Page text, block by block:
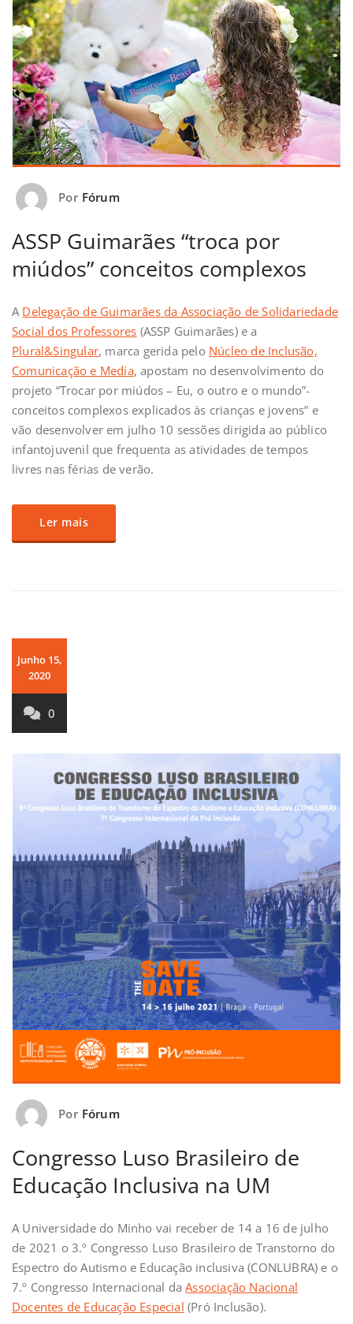
Por Fórum
ASSP Guimarães “troca por
miúdos” conceitos complexos
A Delegação de Guimarães da Associação de Solidariedade
Social dos Professores (ASSP Guimarães) e a
Plural&Singular, marca gerida pelo Núcleo de Inclusão,
Comunicação e Media, apostam no desenvolvimento do
projeto “Trocar por miúdos – Eu, o outro e o mundo”-
conceitos complexos explicados às crianças e jovens” e
vão desenvolver em julho 10 sessões dirigida ao público
infantojuvenil que frequenta as atividades de tempos
livres nas férias de verão.
Ler mais
Junho 15,
2020
0
Por Fórum
Congresso Luso Brasileiro de
Educação Inclusiva na UM
A Universidade do Minho vai receber de 14 a 16 de julho
de 2021 o 3.º Congresso Luso Brasileiro de Transtorno do
Espectro do Autismo e Educação inclusiva (CONLUBRA) e o
7.º Congresso Internacional daAssociação Nacional
Docentes de Educação Especial (Pró Inclusão).